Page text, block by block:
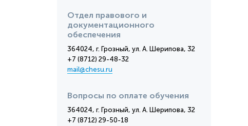
Отдел правового и
документационного
обеспечения
364024, г. Грозный, ул. А. Шерипова, 32
+7 (8712) 29-48-32
mail@chesu.ru
Вопросы по оплате обучения
364024, г. Грозный, ул. А. Шерипова, 32
+7 (8712) 29-50-18